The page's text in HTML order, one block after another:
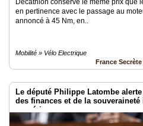
Decathlon conserve le même prix que
en pertinence avec le passage au
annoncé à 45 Nm, en..
Mobilité » Vélo Electrique
France Secrète
Le député Philippe Latombe
des finances et de la
numérique